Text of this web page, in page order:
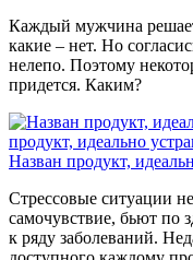
Каждый мужчина
какие – нет. Но
нелепо. Поэтому
придется. Каким?
продукт, идеально
Назван продукт,
Стрессовые ситуации
самочувствие, бьют по
к ряду заболеваний.